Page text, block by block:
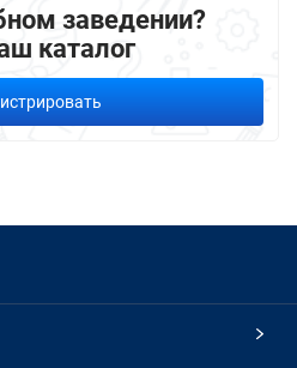
заведении?
каталог